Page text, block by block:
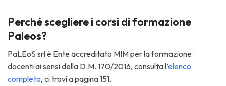
Perché scegliere i corsi di formazione
Paleos?
PaLEoS srl è Ente accreditato MIM per la formazione
docenti ai sensi della D.M. 170/2016, consultal’elenco
completo, ci trovi a pagina 151.